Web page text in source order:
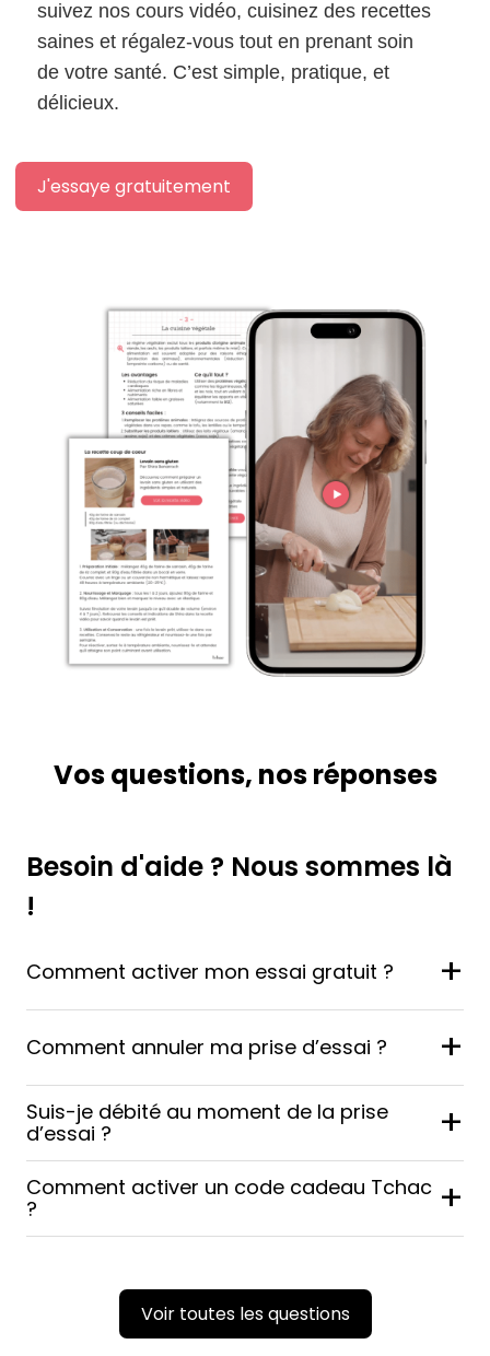
suivez nos cours vidéo, cuisinez des recettes
saines et régalez-vous tout en prenant soin
de votre santé. C’est simple, pratique, et
délicieux.
J'essaye gratuitement
Vos questions, nos réponses
Besoin d'aide ? Nous sommes là
!
Comment activer mon essai gratuit ? +
Comment annuler ma prise d’essai ? +
Suis-je débité au moment de la prise
d’essai ?
+
Comment activer un code cadeau Tchac
?
+
Voir toutes les questions